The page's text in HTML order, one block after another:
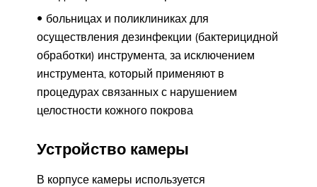
больницах и поликлиниках для
осуществления дезинфекции (бактерицидной
обработки) инструмента, за исключением
инструмента, который применяют в
процедурах связанных с нарушением
целостности кожного покрова
Устройство камеры
В корпусе камеры используется